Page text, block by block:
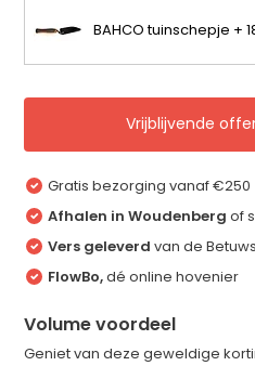
BAHCO tuinschepje +
Vrijblijvende
Gratis bezorging vanaf €250
Afhalen in Woudenberg of
Vers geleverd van de
FlowBo,dé online hovenier
Volume voordeel
Geniet van deze geweldige